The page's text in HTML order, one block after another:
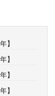
】
】
】
】